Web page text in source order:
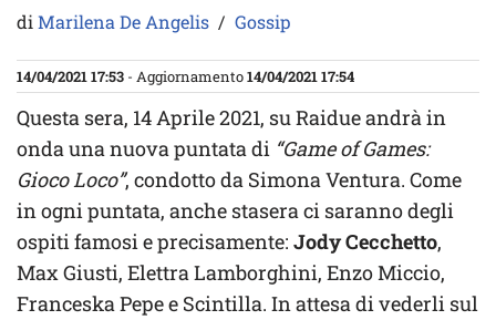
diMarilena De Angelis Gossip
14/04/2021 17:53 - Aggiornamento14/04/2021 17:54
Questa sera, 14 Aprile 2021, su Raidue andrà in
onda una nuova puntata di “Game of Games:
Gioco Loco”, condotto da Simona Ventura. Come
in ogni puntata, anche stasera ci saranno degli
ospiti famosi e precisamente: Jody Cecchetto,
Max Giusti, Elettra Lamborghini, Enzo Miccio,
Franceska Pepe e Scintilla. In attesa di vederli sul